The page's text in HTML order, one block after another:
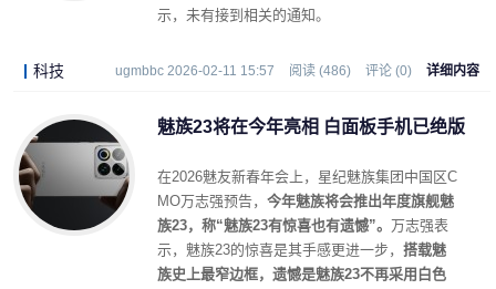
示，未有接到相关的通知。
科技 ugmbbc 2026-02-11 15:57 阅读 (486) 评论 (0) 详细内容
魅族23将在今年亮相 白面板手机已绝版
在2026魅友新春年会上，星纪魅族集团中国区C
MO万志强预告， 今年魅族将会推出年度旗舰魅
族23，称“魅族23有惊喜也有遗憾”。 万志强表
示，魅族23的惊喜是其手感更进一步， 搭载魅
族史上最窄边框，遗憾是魅族23不再采用白色